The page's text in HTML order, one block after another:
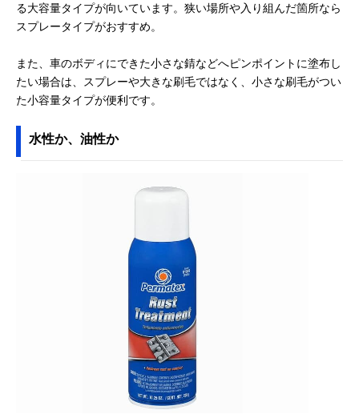
る大容量タイプが向いています。狭い場所や入り組んだ箇所なら
スプレータイプがおすすめ。
また、車のボディにできた小さな錆などへピンポイントに塗布し
たい場合は、スプレーや大きな刷毛ではなく、小さな刷毛がつい
た小容量タイプが便利です。
水性か、油性か